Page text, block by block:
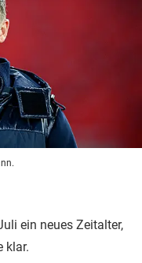
ein neues Zeitalter,
klar.